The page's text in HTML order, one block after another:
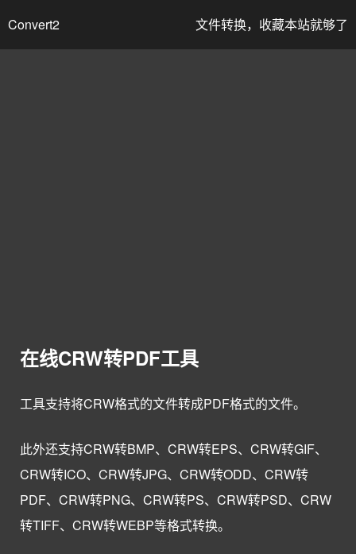
Convert2 文件转换，收藏本站就够了
在线CRW转PDF工具
工具支持将CRW格式的文件转成PDF格式的文件。
此外还支持CRW转BMP、CRW转EPS、CRW转GIF、
CRW转ICO、CRW转JPG、CRW转ODD、CRW转
PDF、CRW转PNG、CRW转PS、CRW转PSD、CRW
转TIFF、CRW转WEBP等格式转换。